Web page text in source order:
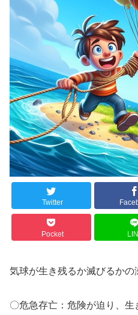
Twitter
Pocket
気球が生き残るか滅びるかの
〇危急存亡：危険が迫り、